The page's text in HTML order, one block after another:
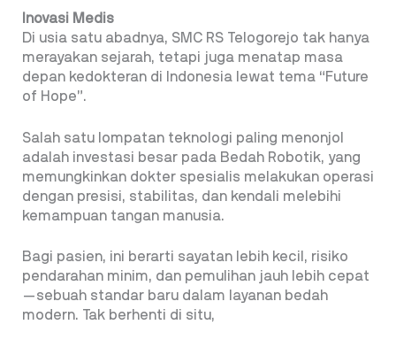
Inovasi Medis
Di usia satu abadnya, SMC RS Telogorejo tak hanya
merayakan sejarah, tetapi juga menatap masa
depan kedokteran di Indonesia lewat tema “Future
of Hope”.
Salah satu lompatan teknologi paling menonjol
adalah investasi besar pada Bedah Robotik, yang
memungkinkan dokter spesialis melakukan operasi
dengan presisi, stabilitas, dan kendali melebihi
kemampuan tangan manusia.
Bagi pasien, ini berarti sayatan lebih kecil, risiko
pendarahan minim, dan pemulihan jauh lebih cepat
—sebuah standar baru dalam layanan bedah
modern. Tak berhenti di situ,